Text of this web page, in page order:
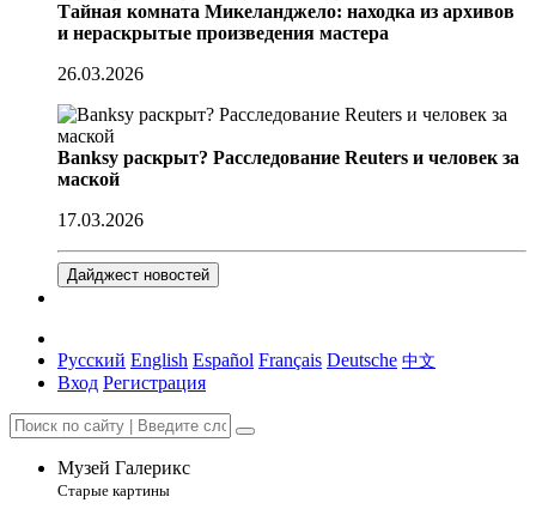
Тайная комната Микеланджело: находка из архивов
и нераскрытые произведения мастера
26.03.2026
Banksy раскрыт? Расследование Reuters и человек за
маской
17.03.2026
Дайджест новостей
Русский English Español Français Deutsche 中文
Вход Регистрация
Музей Галерикс
Старые картины